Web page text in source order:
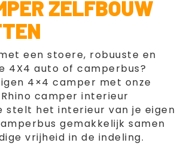
ZELFBOUW
een stoere, robuuste en
4X4 auto of camperbus?
4×4 camper met onze
camper interieur
stelt het interieur van je eigen
gemakkelijk samen
vrijheid in de indeling.